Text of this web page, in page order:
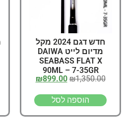
חדש דגם 2024 מקל
מדיום לייט DAIWA
SEABASS FLAT X
90ML – 7-35GR
₪1,350.00
₪899.00
הוספה לסל